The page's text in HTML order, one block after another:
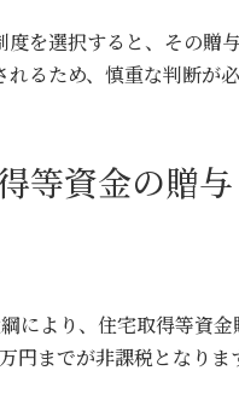
度を選択すると、その贈
るため、慎重な判断が必
等資金の贈与
により、住宅取得等資
円までが非課税となりま